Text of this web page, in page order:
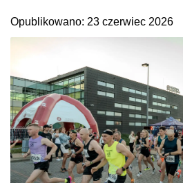
Opublikowano: 23 czerwiec 2026